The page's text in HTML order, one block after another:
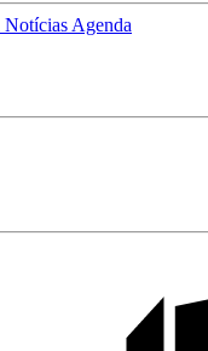
Notícias Agenda